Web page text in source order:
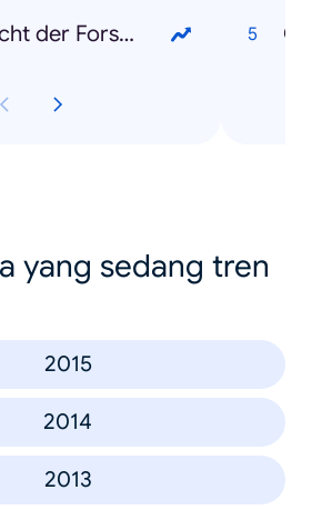
Lange Nacht der Forschung
yang sedang tren
2015
2014
2013